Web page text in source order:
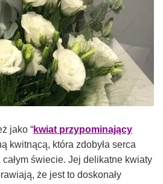
jako “kwiat przypominający
kwitnącą, która zdobyła serca
świecie. Jej delikatne kwiaty
że jest to doskonały